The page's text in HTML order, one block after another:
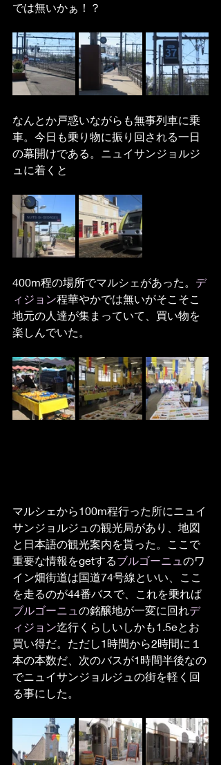
では無いかぁ！？
なんとか戸惑いながらも無事列車に乗
車。今日も乗り物に振り回される一日
の幕開けである。ニュイサンジョルジ
ュに着くと
400m程の場所でマルシェがあった。 デ
ィジョン程華やかでは無いがそこそこ
地元の人達が集まっていて、買い物を
楽しんでいた。
マルシェから100m程行った所にニュイ
サンジョルジュの観光局があり、地図
と日本語の観光案内を貰った。ここで
重要な情報をgetするブルゴーニュ のワ
イン畑街道は国道74号線といい、ここ
を走るのが44番バスで、これを乗れば
ブルゴーニュ の銘醸地が一変に回れデ
ィジョン迄行くらしいしかも1.5eとお
買い得だ。ただし1時間から2時間に１
本の本数だ、次のバスが1時間半後なの
でニュイサンジョルジュの街を軽く回
る事にした。